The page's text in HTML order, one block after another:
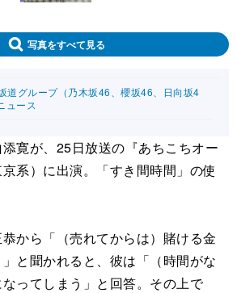
写真をすべて見る
道グループ（乃木坂46、櫻坂46、日向坂4
ュース
寛が、25日放送の『あちこちオー
系）に出演。「すき間時間」の使
から「（売れてからは）賭ける金
と聞かれると、彼は「（時間がな
ってしまう」と回答。その上で